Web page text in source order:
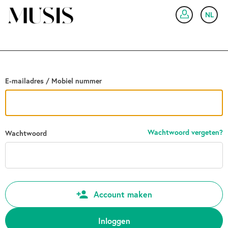
NL
E-mailadres / Mobiel nummer
Wachtwoord Wachtwoord vergeten?
Account maken
Inloggen